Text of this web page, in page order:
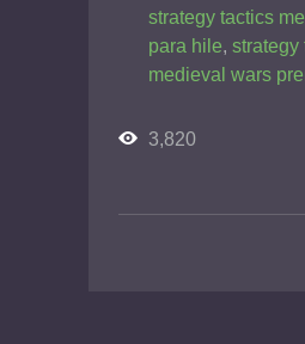
strategy tactics
para hile, strategy
medieval wars
3,820